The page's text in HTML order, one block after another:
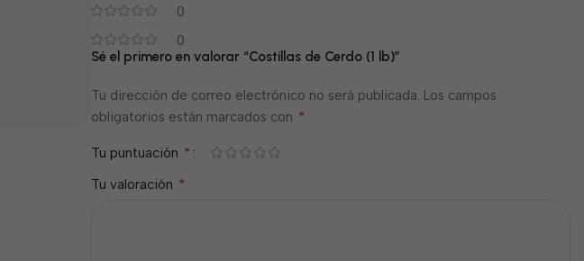
0
0
Sé el primero en valorar “Costillas de Cerdo (1 lb)”
Tu dirección de correo electrónico no será publicada. Los campos
obligatorios están marcados con *
Tu puntuación *
Tu valoración *